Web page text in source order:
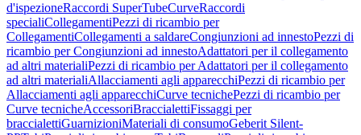
d'ispezioneRaccordi SuperTubeCurveRaccordi
specialiCollegamentiPezzi di ricambio per
CollegamentiCollegamenti a saldareCongiunzioni ad innestoPezzi di
ricambio per Congiunzioni ad innestoAdattatori per il collegamento
ad altri materialiPezzi di ricambio per Adattatori per il collegamento
ad altri materialiAllacciamenti agli apparecchiPezzi di ricambio per
Allacciamenti agli apparecchiCurve tecnichePezzi di ricambio per
Curve tecnicheAccessoriBraccialettiFissaggi per
braccialettiGuarnizioniMateriali di consumoGeberit Silent-